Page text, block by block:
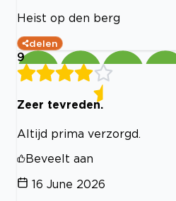
Heist op den berg
delen
9
Zeer tevreden.
Altijd prima verzorgd.
Beveelt aan
16 June 2026